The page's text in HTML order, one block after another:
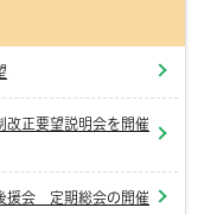
改正要望説明会を開催
援会 定期総会の開催